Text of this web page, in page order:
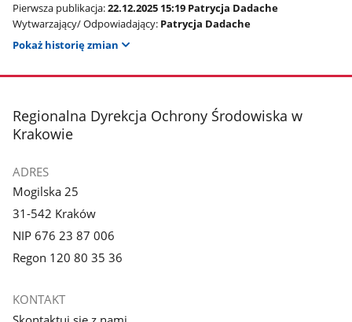
Pierwsza publikacja:22.12.2025 15:19 Patrycja Dadache
Wytwarzający/ Odpowiadający: Patrycja Dadache
Pokaż historię zmian
stopka
Regionalna Dyrekcja Ochrony Środowiska w
Krakowie
ADRES
Mogilska 25
31-542 Kraków
NIP 676 23 87 006
Regon 120 80 35 36
KONTAKT